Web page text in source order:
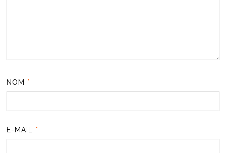
NOM *
E-MAIL *